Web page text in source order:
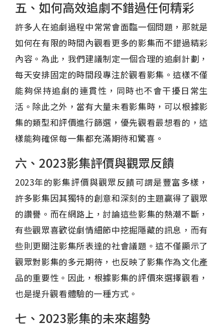
五、如何高效追劇不錯過任何精彩
許多人在追劇過程中常常會面臨一個問題，那就是
如何在有限的時間內觀看更多的影集而不錯過精彩
內容。為此，我們建議制定一個合理的追劇計劃，
每天安排固定的時間段專注於觀看影集。這樣不僅
能夠保持追劇的連貫性，同時也不會干擾日常生
活。除此之外，當有大量未看影集時，可以根據影
集的類型和評價進行篩選，優先觀看最想看的，這
樣能夠確保每一集都充滿期待和驚喜。
六、2023影集評價與觀眾反饋
2023年的影集評價與觀眾反饋可謂是豐富多樣，
許多影集因其獨特的創意和深刻的主題贏得了觀眾
的讚譽。而在網路上，討論這些影集的熱潮不斷，
有些觀眾喜歡從劇情細節中挖掘隱藏的訊息，而有
些則更關注影集所表達的社會議題。這不僅顯示了
觀眾對影集的多元期待，也反映了影集作為文化產
品的重要性。因此，根據影集的評價來選擇觀看，
也是提升觀看體驗的一種方式。
七、2023影集的未來趨勢